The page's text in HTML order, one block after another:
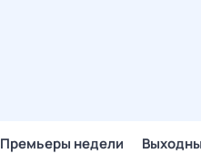
Премьеры недели